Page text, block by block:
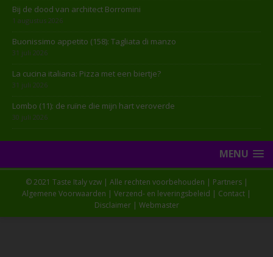
Bij de dood van architect Borromini
1 augustus 2026
Buonissimo appetito (158): Tagliata di manzo
31 juli 2026
La cucina italiana: Pizza met een biertje?
31 juli 2026
Lombo (11): de ruïne die mijn hart veroverde
30 juli 2026
MENU
© 2021 Taste Italy vzw | Alle rechten voorbehouden | Partners|
Algemene Voorwaarden | Verzend- en leveringsbeleid | Contact |
Disclaimer| Webmaster